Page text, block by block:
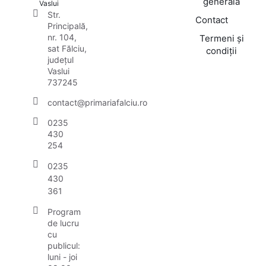
Vaslui
Str.
Principală,
nr. 104,
sat Fălciu,
județul
Vaslui
737245
contact@primariafalciu.ro
0235
430
254
0235
430
361
Program
de lucru
cu
publicul:
luni - joi
Contact
Termeni și
condiții